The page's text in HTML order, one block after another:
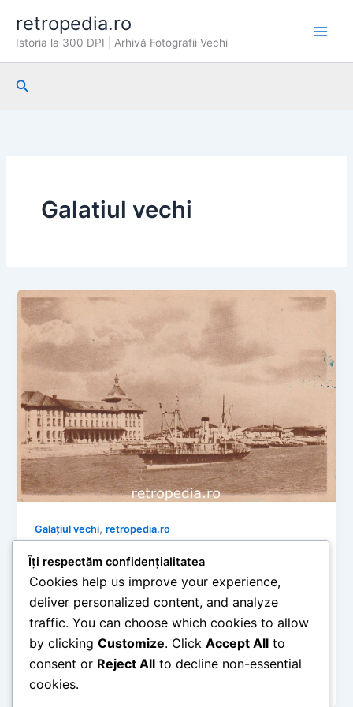
content
retropedia.ro
Istoria la 300 DPI | Arhivă Fotografii Vechi
Search
Galatiul vechi
Galațiul vechi,retropedia.ro
Galațiul de altădată: Portul Dunării și
reperele citadine în vederi rare (1959-
1961)
retropedia mai 30, 2026
Timp de citire: 5 minute Oraș-port cu o istorie
comercială și cosmopolită fascinantă, Galațiul a
reprezentat întotdeauna inima navigației pe […]
Îți respectăm confidențialitatea
Cookies help us improve your experience,
deliver personalized content, and analyze
traffic. You can choose which cookies to allow
by clicking Customize. Click Accept All to
consent or Reject All to decline non-essential
cookies.